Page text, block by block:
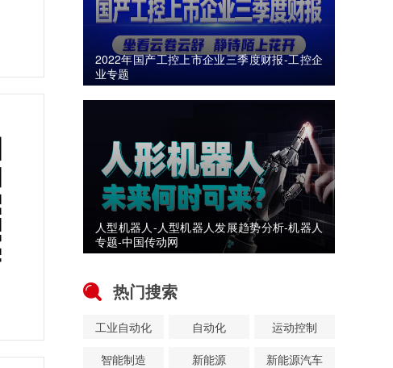
2022年国产工控上市企业三季度财报-工控企
业专题
人型机器人-人型机器人发展趋势分析-机器人
专题-中国传动网
热门搜索
工业自动化 自动化
运动控制
智能制造
新能源
新能源汽车